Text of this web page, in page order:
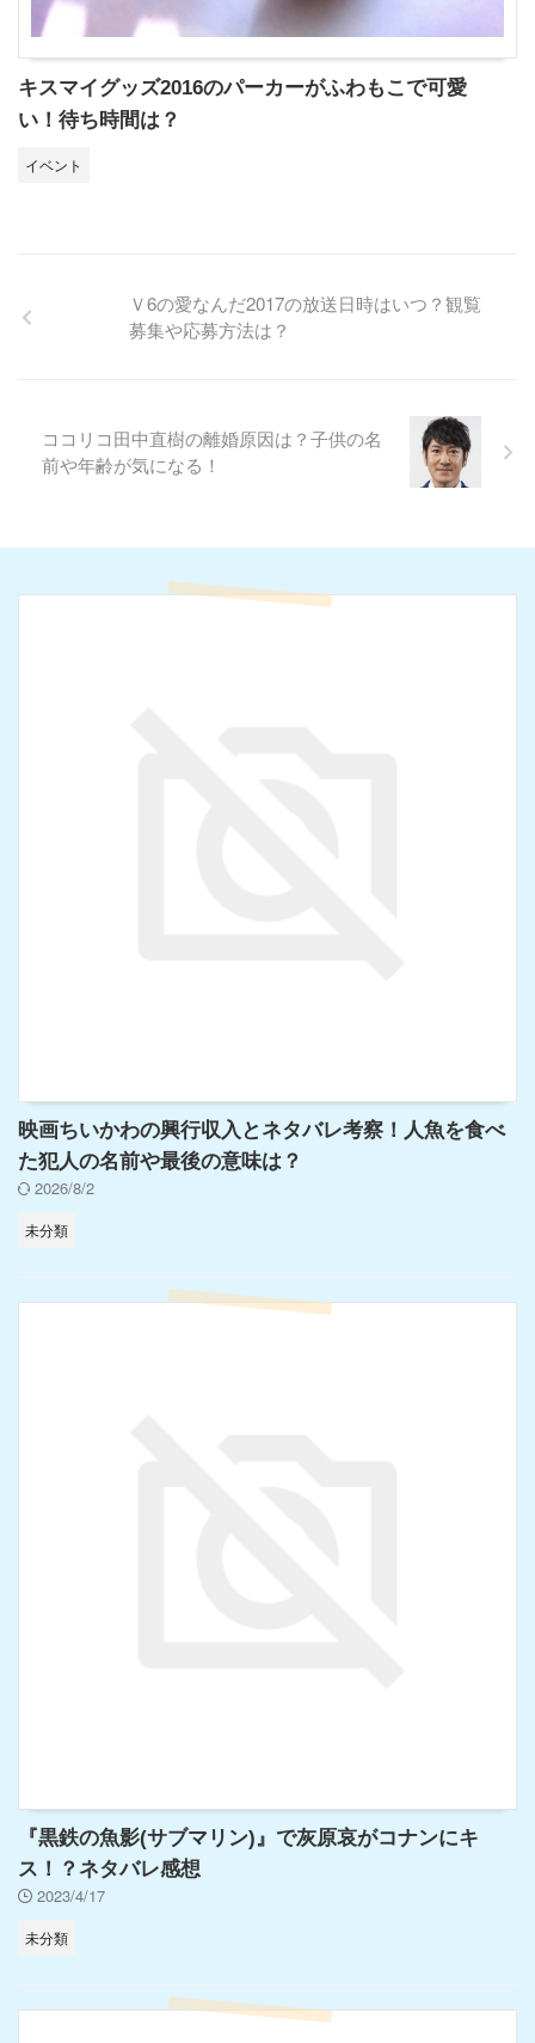
キスマイグッズ2016のパーカーがふわもこで可愛
い！待ち時間は？
イベント
Ｖ6の愛なんだ2017の放送日時はいつ？観覧
募集や応募方法は？
ココリコ田中直樹の離婚原因は？子供の名
前や年齢が気になる！
映画ちいかわの興行収入とネタバレ考察！人魚を食べ
た犯人の名前や最後の意味は？
2026/8/2
未分類
『黒鉄の魚影(サブマリン)』で灰原哀がコナンにキ
ス！？ネタバレ感想
2023/4/17
未分類